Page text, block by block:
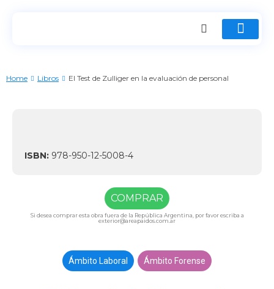
Home Libros El Test de Zulliger en la evaluación de personal
Ámbito Laboral Ámbito Forense
ISBN: 978-950-12-5008-4
COMPRAR
Si desea comprar esta obra fuera de la República Argentina, por favor escriba a
exterior@areapaidos.com.ar